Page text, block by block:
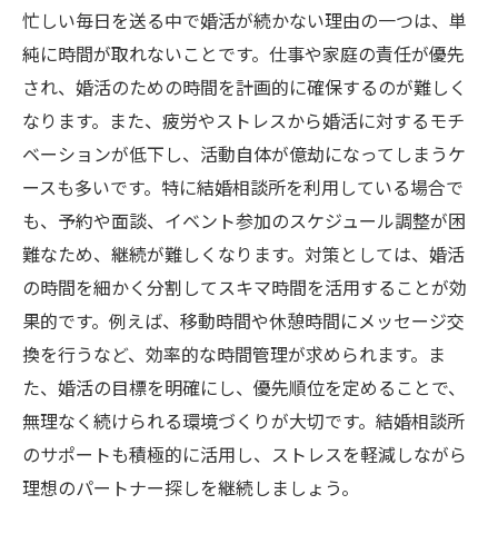
婚活の中断を防ぐ対策まとめ：無理なく理想の
パートナー探しを
忙しい人でも婚活を続けられる！成功へのステ
ップと秘訣
忙しい毎日を送る中で婚活が続かない理由の一つは、単
純に時間が取れないことです。仕事や家庭の責任が優先
され、婚活のための時間を計画的に確保するのが難しく
なります。また、疲労やストレスから婚活に対するモチ
ベーションが低下し、活動自体が億劫になってしまうケ
ースも多いです。特に結婚相談所を利用している場合で
も、予約や面談、イベント参加のスケジュール調整が困
難なため、継続が難しくなります。対策としては、婚活
の時間を細かく分割してスキマ時間を活用することが効
果的です。例えば、移動時間や休憩時間にメッセージ交
換を行うなど、効率的な時間管理が求められます。ま
た、婚活の目標を明確にし、優先順位を定めることで、
無理なく続けられる環境づくりが大切です。結婚相談所
のサポートも積極的に活用し、ストレスを軽減しながら
理想のパートナー探しを継続しましょう。